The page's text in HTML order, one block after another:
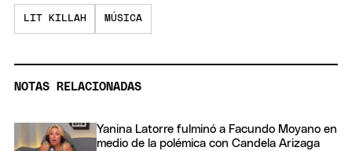
LIT KILLAH MÚSICA
NOTAS RELACIONADAS
Yanina Latorre fulminó a Facundo Moyano en
medio de la polémica con Candela Arizaga